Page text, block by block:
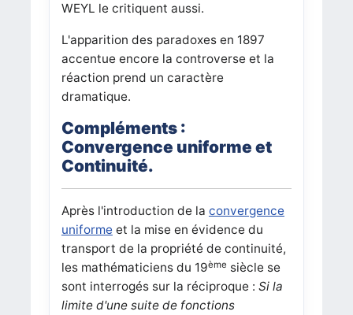
WEYL le critiquent aussi.
L'apparition des paradoxes en 1897
accentue encore la controverse et la
réaction prend un caractère
dramatique.
Compléments :
Convergence uniforme et
Continuité.
Après l'introduction de la convergence
uniforme et la mise en évidence du
transport de la propriété de continuité,
les mathématiciens du 19ème siècle se
sont interrogés sur la réciproque : Si la
limite d'une suite de fonctions